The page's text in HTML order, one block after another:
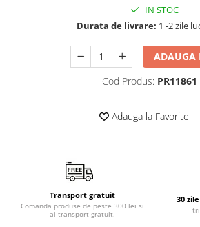
IN STOC
Durata de livrare: 1 -2 zile
ADAUGA
Cod Produs: PR11861
Adauga la Favorite
Transport gratuit
Comanda produse de peste 300 lei si
ai transport gratuit.
30